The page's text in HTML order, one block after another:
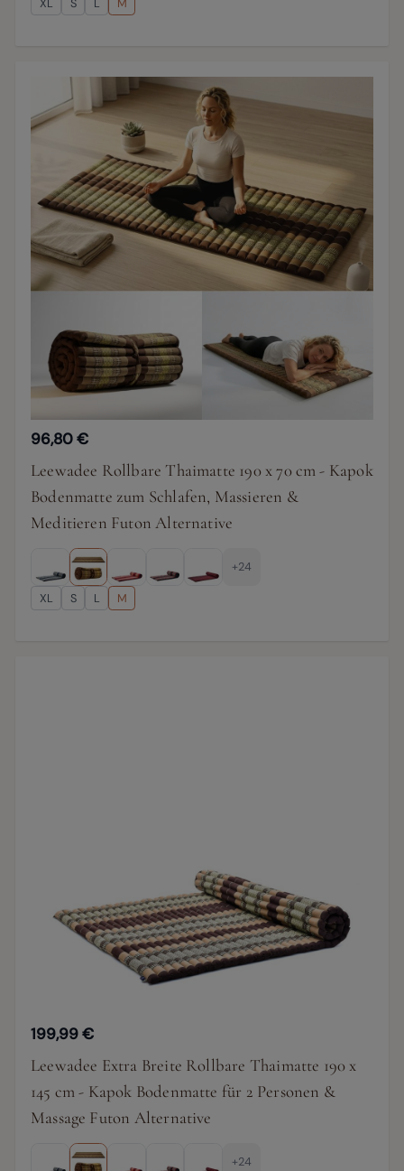
XL S L M
96,80 €
Leewadee Rollbare Thaimatte 190 x 70 cm - Kapok
Bodenmatte zum Schlafen, Massieren &
Meditieren Futon Alternative
+24
XL S L M
199,99 €
Leewadee Extra Breite Rollbare Thaimatte 190 x
145 cm - Kapok Bodenmatte für 2 Personen &
Massage Futon Alternative
+24